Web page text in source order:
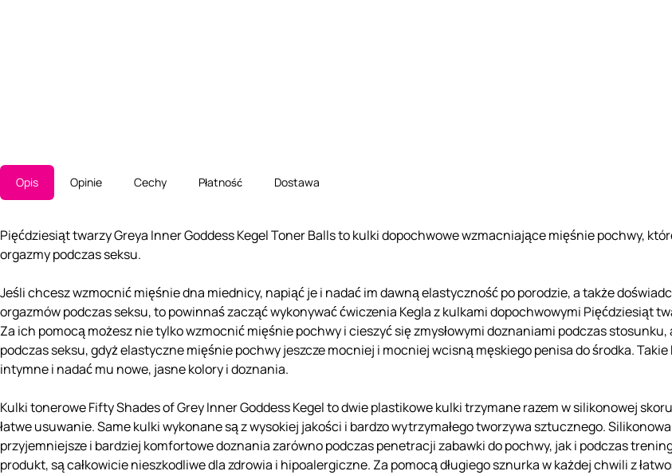
Opis Opinie Cechy Płatność Dostawa
Pięćdziesiąt twarzy Greya Inner Goddess Kegel Toner Balls to kulki dopochwowe wzmacniające mięśnie pochwy,
orgazmy podczas seksu.
Jeśli chcesz wzmocnić mięśnie dna miednicy, napiąć je i nadać im dawną elastyczność po porodzie, a także
orgazmów podczas seksu, to powinnaś zacząć wykonywać ćwiczenia Kegla z kulkami dopochwowymi Pięćdziesiąt
Za ich pomocą możesz nie tylko wzmocnić mięśnie pochwy i cieszyć się zmysłowymi doznaniami podczas
podczas seksu, gdyż elastyczne mięśnie pochwy jeszcze mocniej i mocniej wcisną męskiego penisa do środka.
intymne i nadać mu nowe, jasne kolory i doznania.
Kulki tonerowe Fifty Shades of Grey Inner Goddess Kegel to dwie plastikowe kulki trzymane razem w silikonowej
łatwe usuwanie. Same kulki wykonane są z wysokiej jakości i bardzo wytrzymałego tworzywa sztucznego.
przyjemniejsze i bardziej komfortowe doznania zarówno podczas penetracji zabawki do pochwy, jak i podczas
produkt, są całkowicie nieszkodliwe dla zdrowia i hipoalergiczne. Za pomocą długiego sznurka w każdej chwili z